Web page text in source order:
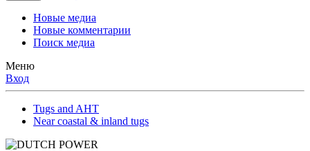
Новые медиа
Новые комментарии
Поиск медиа
Меню
Вход
Tugs and AHT
Near coastal & inland tugs